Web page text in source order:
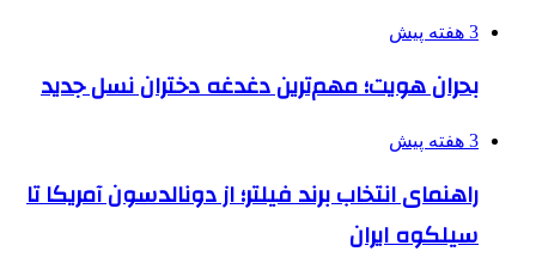
3 هفته پیش
بحران هویت؛ مهم‌ترین دغدغه دختران نسل جدید
3 هفته پیش
راهنمای انتخاب برند فیلتر؛ از دونالدسون آمریکا تا
سیلکوه ایران